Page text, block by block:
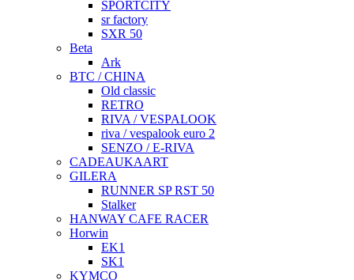
SPORTCITY
sr factory
SXR 50
Beta
Ark
BTC / CHINA
Old classic
RETRO
RIVA / VESPALOOK
riva / vespalook euro 2
SENZO / E-RIVA
CADEAUKAART
GILERA
RUNNER SP RST 50
Stalker
HANWAY CAFE RACER
Horwin
EK1
SK1
KYMCO